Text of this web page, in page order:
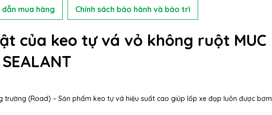
dẫn mua hàng Chính sách bảo hành và bảo trì
của keo tự vá vỏ không ruột MUC
(Road) – Sản phẩm keo tự vá hiệu suất cao giúp lốp xe đạp luôn được bơm